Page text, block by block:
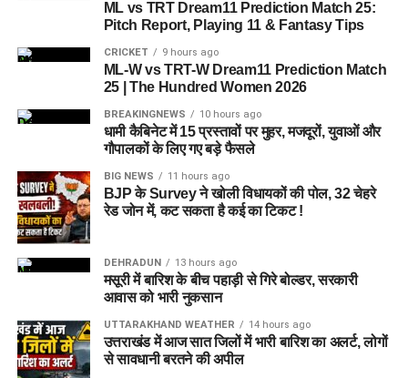
ML vs TRT Dream11 Prediction Match 25:
Pitch Report, Playing 11 & Fantasy Tips
CRICKET 9 hours ago
ML-W vs TRT-W Dream11 Prediction Match
25 | The Hundred Women 2026
BREAKINGNEWS 10 hours ago
धामी कैबिनेट में 15 प्रस्तावों पर मुहर, मजदूरों, युवाओं और
गौपालकों के लिए गए बड़े फैसले
BIG NEWS 11 hours ago
BJP के Survey ने खोली विधायकों की पोल, 32 चेहरे
रेड जोन में, कट सकता है कई का टिकट !
DEHRADUN 13 hours ago
मसूरी में बारिश के बीच पहाड़ी से गिरे बोल्डर, सरकारी
आवास को भारी नुकसान
UTTARAKHAND WEATHER 14 hours ago
उत्तराखंड में आज सात जिलों में भारी बारिश का अलर्ट, लोगों
से सावधानी बरतने की अपील